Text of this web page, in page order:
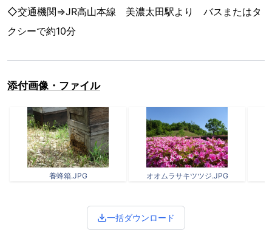
◇交通機関⇒JR高山本線 美濃太田駅より バスまたはタ
クシーで約10分
添付画像・ファイル
養蜂箱.JPG オオムラサキツツジ.JPG
一括ダウンロード